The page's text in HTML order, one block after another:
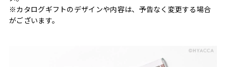
※カタログギフトのデザインや内容は、予告なく変更する場合
がございます。